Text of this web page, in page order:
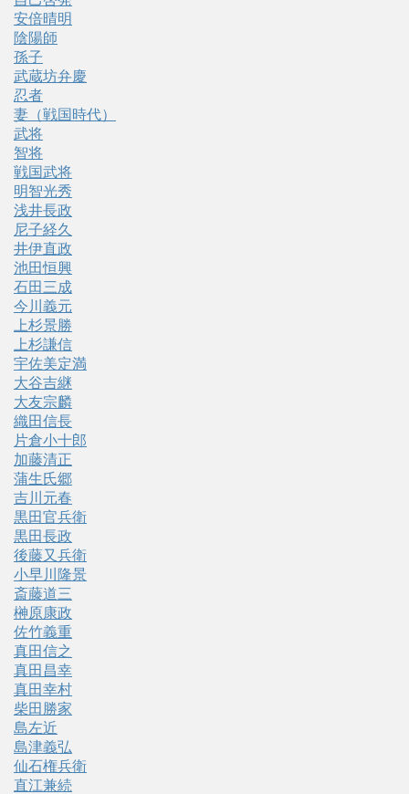
安倍晴明
陰陽師
孫子
武蔵坊弁慶
忍者
妻（戦国時代）
武将
智将
戦国武将
明智光秀
浅井長政
尼子経久
井伊直政
池田恒興
石田三成
今川義元
上杉景勝
上杉謙信
宇佐美定満
大谷吉継
大友宗麟
織田信長
片倉小十郎
加藤清正
蒲生氏郷
吉川元春
黒田官兵衛
黒田長政
後藤又兵衛
小早川隆景
斎藤道三
榊原康政
佐竹義重
真田信之
真田昌幸
真田幸村
柴田勝家
島左近
島津義弘
仙石権兵衛
直江兼続